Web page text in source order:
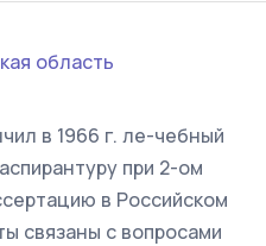
область
в 1966 г. ле-чебный
при 2-ом
в Российском
связаны с вопросами